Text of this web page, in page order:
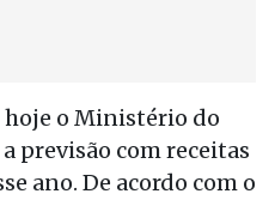
o Ministério do
previsão com receitas
ano. De acordo com o